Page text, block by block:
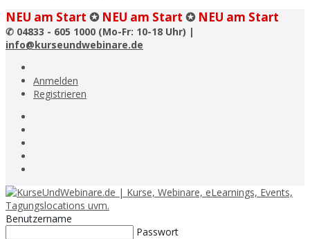
NEU am Start ✪ NEU am Start ✪ NEU am Start
✆ 04833 - 605 1000 (Mo-Fr: 10-18 Uhr) |
info@kurseundwebinare.de
Anmelden
Registrieren
Benutzername
Passwort